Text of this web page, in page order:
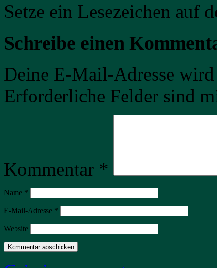
Setze ein Lesezeichen auf
Schreibe einen
Deine E-Mail-Adresse
Erforderliche Felder sind
Kommentar *
Name *
E-Mail-Adresse *
Website